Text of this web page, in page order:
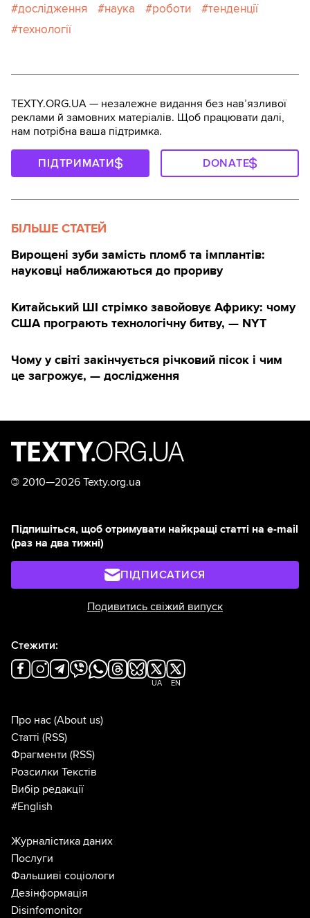
дослідження наука роботи
тенденції
технології
TEXTY.ORG.UA — незалежне видання без навʼязливої
реклами й замовних матеріалів. Щоб працювати далі,
нам потрібна ваша підтримка.
ПІДТРИМАТИ DONATE
БІЛЬШЕ СТАТЕЙ
Вирощені зуби замість пломб та імплантів:
науковці наближаються до прориву
Китайський ШІ стрімко завойовує Африку: чому
США програють технологічну битву, — NYT
Чому у світі закінчується річковий пісок і чим
це загрожує, — дослідження
© 2010—2026 Texty.org.ua
Підпишіться, щоб отримувати найкращі статті на e-mail
(раз на два тижні)
ПІДПИСАТИСЯ
Подивитись свіжий випуск
Стежити:
UA EN
Про нас (About us)
Статті (RSS)
Фрагменти (RSS)
Розсилки Текстів
Вибір редакції
#English
Журналістика даних
Послуги
Фальшиві соціологи
Дезінформація
Disinfomonitor